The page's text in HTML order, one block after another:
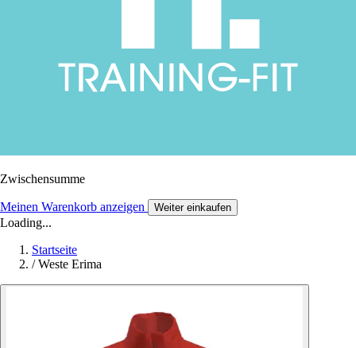
Zwischensumme
Meinen Warenkorb anzeigen Weiter einkaufen
Loading...
Startseite
/ Weste Erima